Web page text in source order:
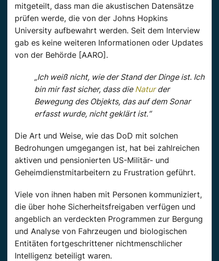
mitgeteilt, dass man die akustischen Datensätze
prüfen werde, die von der Johns Hopkins
University aufbewahrt werden. Seit dem Interview
gab es keine weiteren Informationen oder Updates
von der Behörde [AARO].
„Ich weiß nicht, wie der Stand der Dinge ist. Ich
bin mir fast sicher, dass die Naturder
Bewegung des Objekts, das auf dem Sonar
erfasst wurde, nicht geklärt ist.“
Die Art und Weise, wie das DoD mit solchen
Bedrohungen umgegangen ist, hat bei zahlreichen
aktiven und pensionierten US-Militär- und
Geheimdienstmitarbeitern zu Frustration geführt.
Viele von ihnen haben mit Personen kommuniziert,
die über hohe Sicherheitsfreigaben verfügen und
angeblich an verdeckten Programmen zur Bergung
und Analyse von Fahrzeugen und biologischen
Entitäten fortgeschrittener nichtmenschlicher
Intelligenz beteiligt waren.